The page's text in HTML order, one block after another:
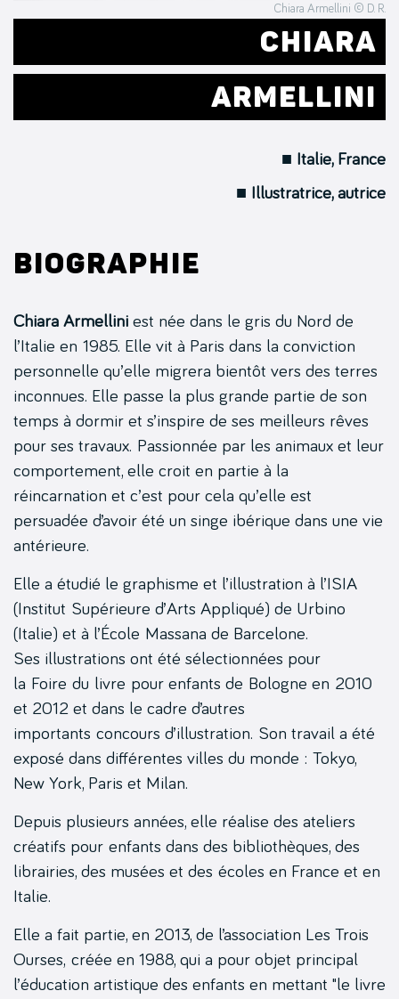
Chiara Armellini © D. R.
CHIARA
ARMELLINI
■ Italie, France
■ Illustratrice, autrice
Biographie
Chiara Armellini est née dans le gris du Nord de
l’Italie en 1985. Elle vit à Paris dans la conviction
personnelle qu’elle migrera bientôt vers des terres
inconnues. Elle passe la plus grande partie de son
temps à dormir et s’inspire de ses meilleurs rêves
pour ses travaux. Passionnée par les animaux et leur
comportement, elle croit en partie à la
réincarnation et c’est pour cela qu’elle est
persuadée d’avoir été un singe ibérique dans une vie
antérieure.
Elle a étudié le graphisme et l’illustration à l’ISIA
(Institut Supérieure d’Arts Appliqué) de Urbino
(Italie) et à l’École Massana de Barcelone.
Ses illustrations ont été sélectionnées pour
la Foire du livre pour enfants de Bologne en 2010
et 2012 et dans le cadre d’autres
importants concours d’illustration. Son travail a été
exposé dans différentes villes du monde : Tokyo,
New York, Paris et Milan.
Depuis plusieurs années, elle réalise des ateliers
créatifs pour enfants dans des bibliothèques, des
librairies, des musées et des écoles en France et en
Italie.
Elle a fait partie, en 2013, de l’association Les Trois
Ourses, créée en 1988, qui a pour objet principal
l’éducation artistique des enfants en mettant "le livre